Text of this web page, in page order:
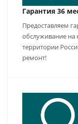
Гарантия 36
Предоставляем
обслуживание на
территории
ремонт!